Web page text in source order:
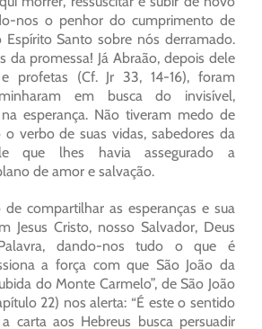
nos o penhor do cumprimento de
Espírito Santo sobre nós derramado.
da promessa! Já Abraão, depois dele
profetas (Cf. Jr 33, 14-16), foram
em busca do invisível,
esperança. Não tiveram medo de
verbo de suas vidas, sabedores da
que lhes havia assegurado a
de amor e salvação.
compartilhar as esperanças e sua
Jesus Cristo, nosso Salvador, Deus
dando-nos tudo o que é
a força com que São João da
do Monte Carmelo”, de São João
22) nos alerta: “É este o sentido
carta aos Hebreus busca persuadir